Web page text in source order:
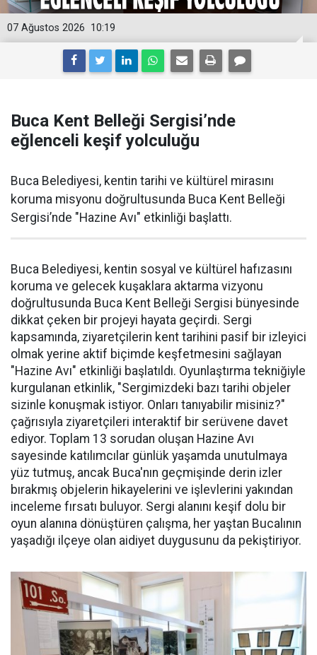
10:19
07 Ağustos 2026
Buca Kent Belleği Sergisi’nde
eğlenceli keşif yolculuğu
Buca Belediyesi, kentin tarihi ve kültürel mirasını
koruma misyonu doğrultusunda Buca Kent Belleği
Sergisi’nde "Hazine Avı" etkinliği başlattı.
Buca Belediyesi, kentin sosyal ve kültürel hafızasını
koruma ve gelecek kuşaklara aktarma vizyonu
doğrultusunda Buca Kent Belleği Sergisi bünyesinde
dikkat çeken bir projeyi hayata geçirdi. Sergi
kapsamında, ziyaretçilerin kent tarihini pasif bir izleyici
olmak yerine aktif biçimde keşfetmesini sağlayan
"Hazine Avı" etkinliği başlatıldı. Oyunlaştırma tekniğiyle
kurgulanan etkinlik, "Sergimizdeki bazı tarihi objeler
sizinle konuşmak istiyor. Onları tanıyabilir misiniz?"
çağrısıyla ziyaretçileri interaktif bir serüvene davet
ediyor. Toplam 13 sorudan oluşan Hazine Avı
sayesinde katılımcılar günlük yaşamda unutulmaya
yüz tutmuş, ancak Buca'nın geçmişinde derin izler
bırakmış objelerin hikayelerini ve işlevlerini yakından
inceleme fırsatı buluyor. Sergi alanını keşif dolu bir
oyun alanına dönüştüren çalışma, her yaştan Bucalının
yaşadığı ilçeye olan aidiyet duygusunu da pekiştiriyor.